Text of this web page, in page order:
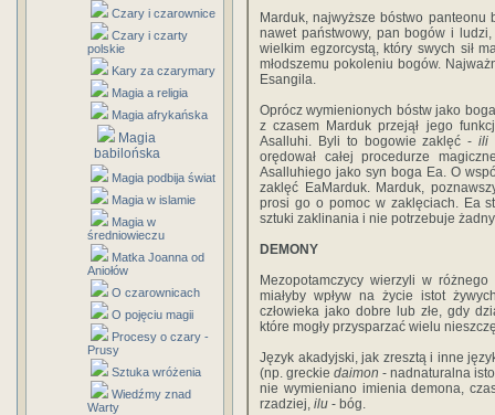
Czary i czarownice
Czary i czarty
polskie
Kary za czarymary
Magia a religia
Magia afrykańska
Magia
babilońska
Magia podbija świat
Magia w islamie
Magia w
średniowieczu
Matka Joanna od
Aniołów
O czarownicach
O pojęciu magii
Procesy o czary -
Prusy
Sztuka wróżenia
Wiedźmy znad
Warty
Marduk, najwyższe bóstwo panteonu
nawet państwowy, pan bogów i
wielkim egzor­cystą, który swych sił
młodszemu pokoleniu bogów.
Esangila.
Oprócz wymienionych bóstw jako
z czasem Marduk przejął jego
Asalluhi. Byli to bogowie zaklęć -ili
orędował całej procedurze
Asalluhiego jako syn boga Ea. O
zaklęć EaMarduk. Marduk,
prosi go o pomoc w zaklęciach. Ea
sztuki zaklinania i nie po­trzebuje
DEMONY
Mezopotamczycy wierzyli w
miałyby wpływ na życie istot
człowieka jako do­bre lub złe, gdy
które mogły przysparzać wielu
Język akadyjski, jak zresztą i inne
(np. greckiedaimon - nadnaturalna
nie wymieniano imienia demona,
rzadziej, ilu - bóg.